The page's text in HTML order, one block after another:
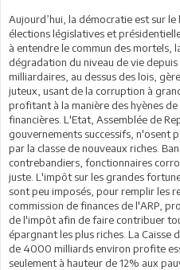
Aujourd’hui, la démocratie est sur le
élections législatives et
à entendre le commun des mortels,
dégradation du niveau de vie
milliardaires, au dessus des lois,
juteux, usant de la corruption à
profitant à la manière des hyènes
financières. L'Etat, Assemblée de
gouvernements successifs, n'osent
par la classe de nouveaux riches.
contrebandiers, fonctionnaires
juste. L'impôt sur les grandes
sont peu imposés, pour remplir les
commission de finances de l'ARP,
de l'impôt afin de faire contribuer
épargnant les plus riches. La
de 4000 milliards environ profite
seulement à hauteur de 12% aux